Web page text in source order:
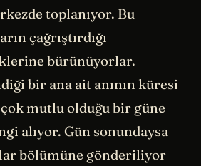
toplanıyor. Bu
çağrıştırdığı
bürünüyorlar.
bir ana ait anının küresi
çok mutlu olduğu bir güne
alıyor. Gün sonundaysa
bölümüne gönderiliyor